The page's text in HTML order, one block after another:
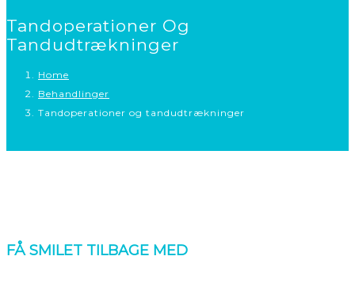
Tandoperationer Og
Tandudtrækninger
Home
Behandlinger
Tandoperationer og tandudtrækninger
FÅ SMILET TILBAGE MED